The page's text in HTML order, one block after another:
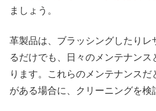
ましょう。
革製品は、ブラッシングしたりレ
るだけでも、日々のメンテナン
ります。これらのメンテナンス
がある場合に、クリーニングを検